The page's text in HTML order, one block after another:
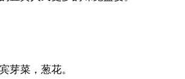
芽菜，葱花。